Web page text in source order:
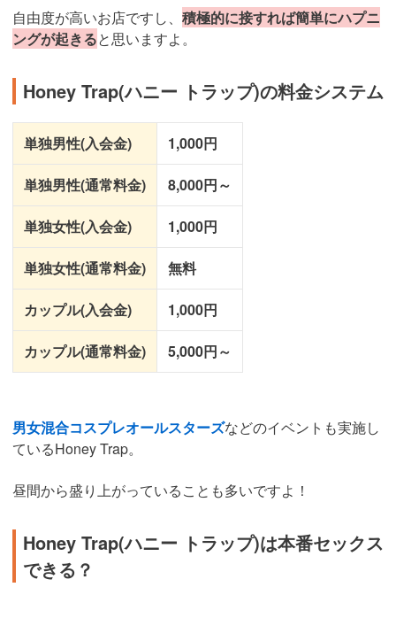
自由度が高いお店ですし、 積極的に接すれば簡単にハプニ
ングが起きると思いますよ。
Honey Trap(ハニー トラップ)の料金システム
単独男性(入会金) 1,000円
単独男性(通常料金) 8,000円～
単独女性(入会金) 1,000円
単独女性(通常料金) 無料
カップル(入会金) 1,000円
カップル(通常料金) 5,000円～
男女混合コスプレオールスターズなどのイベントも実施し
ているHoney Trap。
昼間から盛り上がっていることも多いですよ！
Honey Trap(ハニー トラップ)は本番セックス
できる？